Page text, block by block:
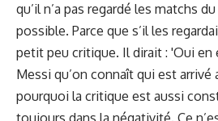
qu’il n’a pas regardé les matchs
possible. Parce que s’il les
petit peu critique. Il dirait : 'Oui en
Messi qu’on connaît qui est arrivé
pourquoi la critique est aussi